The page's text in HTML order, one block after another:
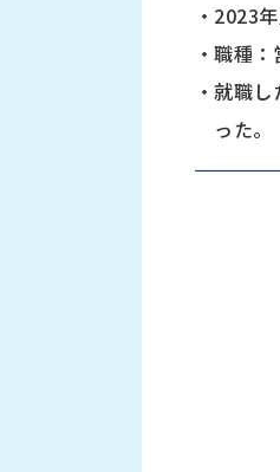
・ 2023
・職種：
・就職し
った。